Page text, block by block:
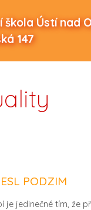
škola Ústí nad
147
PODZIM
je jedinečné tím, že